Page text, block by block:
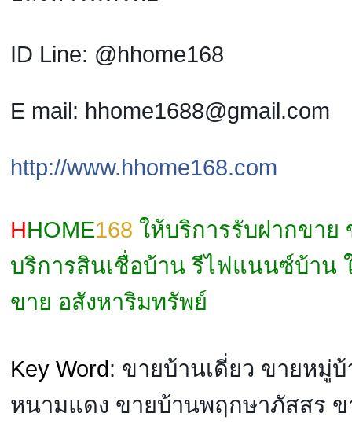
ID Line: @hhome168
E mail: hhome1688@gmail.com
http://www.hhome168.com
HHOME168 ให้บริการรับฝากขาย
บริการสินเชื่อบ้าน รีไฟแนนซ์บ้าน
ขาย อสังหาริมทรัพย์
Key Word: ขายบ้านเดี่ยว ขายหมู่
หนามแดง ขายบ้านพฤกษาภัสสร ข